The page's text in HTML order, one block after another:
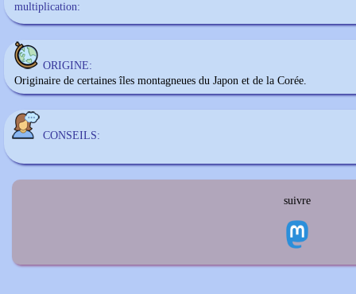
multiplication:
ORIGINE:
Originaire de certaines îles montagneues du Japon et de la Corée.
CONSEILS:
suivre